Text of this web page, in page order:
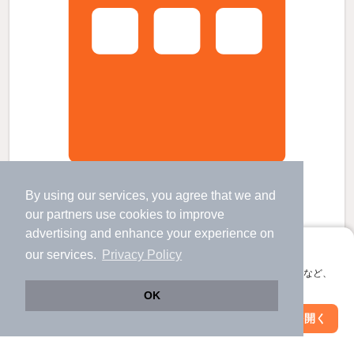
By using our services, you agree that we and
our partners use cookies to improve
advertising and enhance your experience on
our services.
Privacy Policy
OK
アプリに切り替えて、サクサクお部屋探し
会員登録なしですぐ使える。マップ検索やお気に入り保存など、
アプリを開く
東京駅 歩11 分 （東北新幹線など）
茅場町駅 歩
分 （日比谷線
日本橋駅 歩5 分 （銀座線
ほか1駅（徒歩20分圏内）
東京都中央区日本橋茅場町2丁目3-10
絞り込み条件を変更